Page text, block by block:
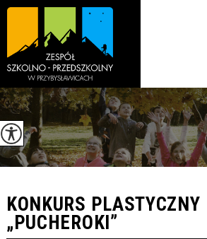
KONKURS PLASTYCZNY
„PUCHEROKI”